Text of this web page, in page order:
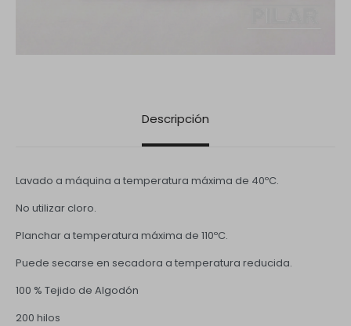
Descripción
Lavado a máquina a temperatura máxima de 40ºC.
No utilizar cloro.
Planchar a temperatura máxima de 110ºC.
Puede secarse en secadora a temperatura reducida.
100 % Tejido de Algodón
200 hilos